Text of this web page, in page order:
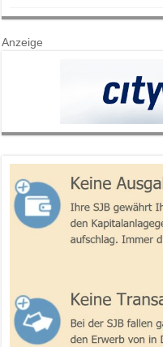
Anzeige